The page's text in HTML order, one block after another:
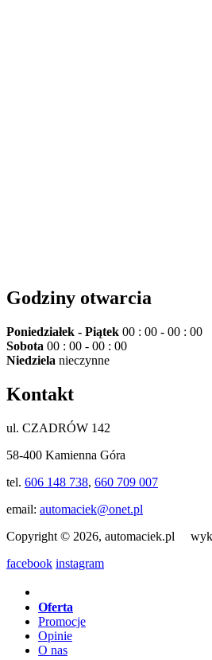
Godziny otwarcia
Poniedziałek - Piątek 00 : 00 - 00 : 00
Sobota 00 : 00 - 00 : 00
Niedziela nieczynne
Kontakt
ul. CZADRÓW 142
58-400 Kamienna Góra
tel. 606 148 738, 660 709 007
email: automaciek@onet.pl
Copyright © 2026, automaciek.pl
facebook instagram
Oferta
Promocje
Opinie
O nas